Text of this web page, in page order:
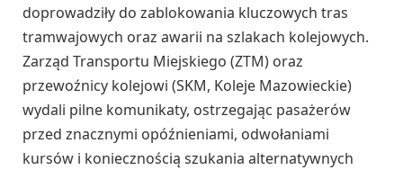
doprowadziły do zablokowania kluczowych tras
tramwajowych oraz awarii na szlakach kolejowych.
Zarząd Transportu Miejskiego (ZTM) oraz
przewoźnicy kolejowi (SKM, Koleje Mazowieckie)
wydali pilne komunikaty, ostrzegając pasażerów
przed znacznymi opóźnieniami, odwołaniami
kursów i koniecznością szukania alternatywnych